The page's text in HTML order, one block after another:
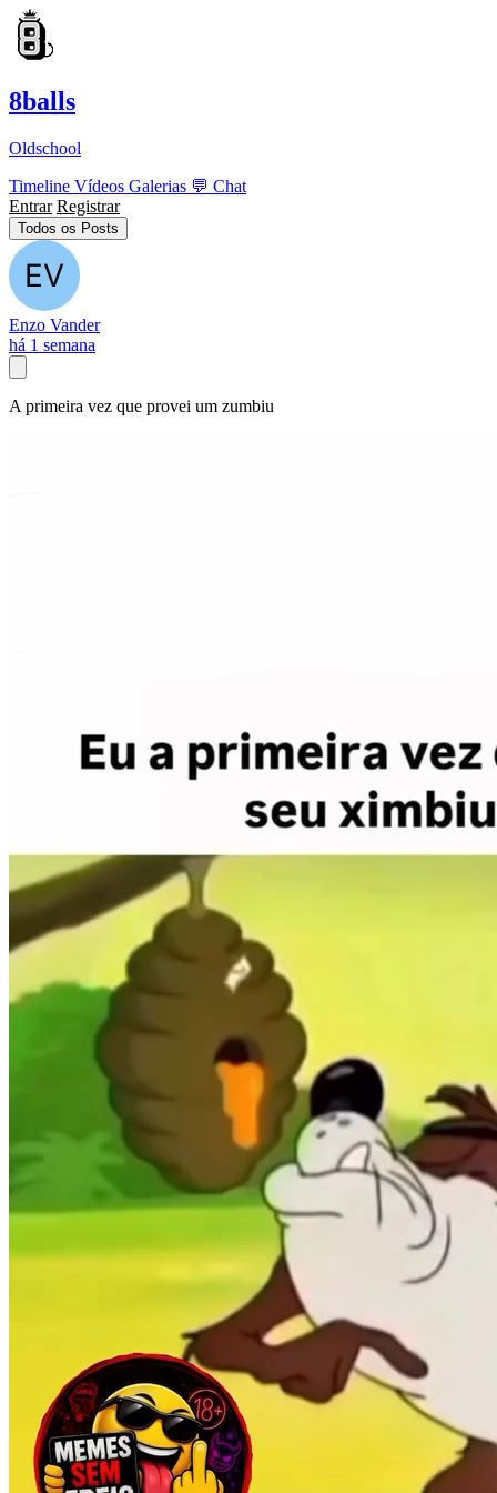
8balls
Oldschool
Timeline Vídeos Galerias 💬 Chat
Entrar Registrar
Todos os Posts
Enzo Vander
há 1 semana
A primeira vez que provei um zumbiu